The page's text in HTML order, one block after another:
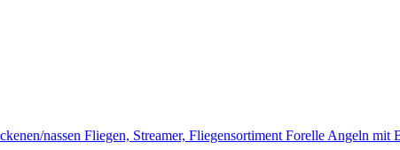
nassen Fliegen, Streamer, Fliegensortiment Forelle Angeln mit